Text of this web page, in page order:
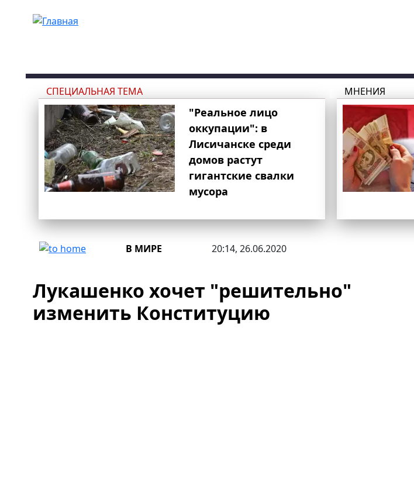
СПЕЦИАЛЬНАЯ ТЕМА
"Реальное лицо
оккупации": в
Лисичанске среди
домов растут
гигантские свалки
мусора
МНЕНИЯ
В МИРЕ 20:14, 26.06.2020
Лукашенко хочет "решительно"
изменить Конституцию